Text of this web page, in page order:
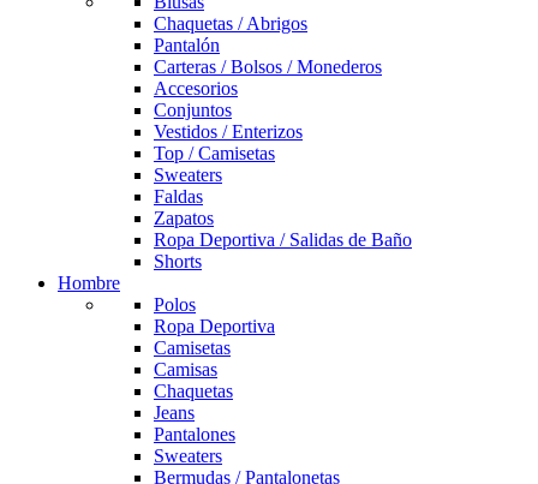
Chaquetas / Abrigos
Pantalón
Carteras / Bolsos / Monederos
Accesorios
Conjuntos
Vestidos / Enterizos
Top / Camisetas
Sweaters
Faldas
Zapatos
Ropa Deportiva / Salidas de Baño
Shorts
Hombre
Polos
Ropa Deportiva
Camisetas
Camisas
Chaquetas
Jeans
Pantalones
Sweaters
Bermudas / Pantalonetas